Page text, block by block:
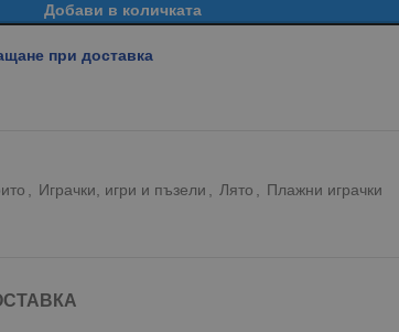
Добави в количката
при доставка
Играчки, игри и пъзели Лято Плажни играчки